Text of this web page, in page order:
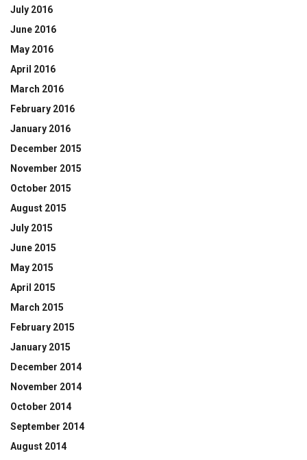
July 2016
June 2016
May 2016
April 2016
March 2016
February 2016
January 2016
December 2015
November 2015
October 2015
August 2015
July 2015
June 2015
May 2015
April 2015
March 2015
February 2015
January 2015
December 2014
November 2014
October 2014
September 2014
August 2014